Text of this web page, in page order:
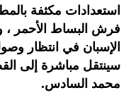
استعدادات مكثفة
فرش البساط الأحمر ،
الإسبان في انتظار
سينتقل مباشرة إلى
محمد السادس.